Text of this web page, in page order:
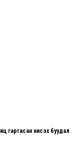
гаргасан нисэх буудал